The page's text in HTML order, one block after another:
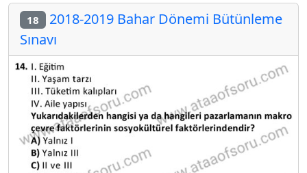
18 2018-2019 Bahar Dönemi Bütünleme
Sınavı